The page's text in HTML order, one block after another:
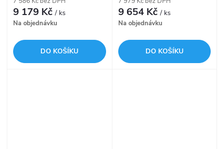
9 179 Kč/ ks
Na objednávku
DO KOŠÍKU
9 654 Kč/ ks
Na objednávku
DO KOŠÍKU